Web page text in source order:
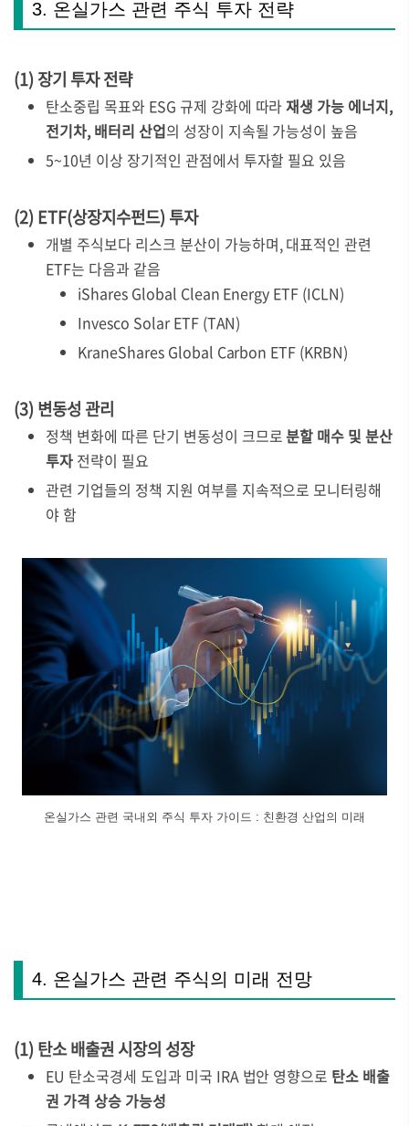
3. 온실가스 관련 주식 투자 전략
(1) 장기 투자 전략
탄소중립 목표와 ESG 규제 강화에 따라재생 가능 에너지,
전기차, 배터리 산업의 성장이 지속될 가능성이 높음
5~10년 이상 장기적인 관점에서 투자할 필요 있음
(2) ETF(상장지수펀드) 투자
개별 주식보다 리스크 분산이 가능하며, 대표적인 관련
ETF는 다음과 같음
iShares Global Clean Energy ETF (ICLN)
Invesco Solar ETF (TAN)
KraneShares Global Carbon ETF (KRBN)
(3) 변동성 관리
정책 변화에 따른 단기 변동성이 크므로분할 매수 및 분산
투자전략이 필요
관련 기업들의 정책 지원 여부를 지속적으로 모니터링해
야 함
온실가스 관련 국내외 주식 투자 가이드 : 친환경 산업의 미래
4. 온실가스 관련 주식의 미래 전망
(1) 탄소 배출권 시장의 성장
EU 탄소국경세 도입과 미국 IRA 법안 영향으로 탄소 배출
권 가격 상승 가능성